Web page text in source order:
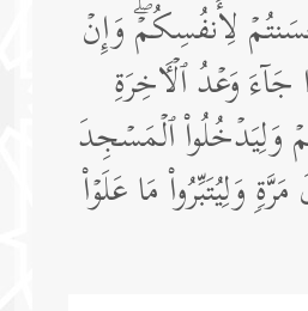
لِأَنفُسِكُمۡۖ وَإِنۡ
جَاۤءَ وَعۡدُ ٱلۡـَٔاخِرَةِ
وَلِیَدۡخُلُوا۟ ٱلۡمَسۡجِدَ
وَلِیُتَبِّرُوا۟ مَا عَلَوۡا۟